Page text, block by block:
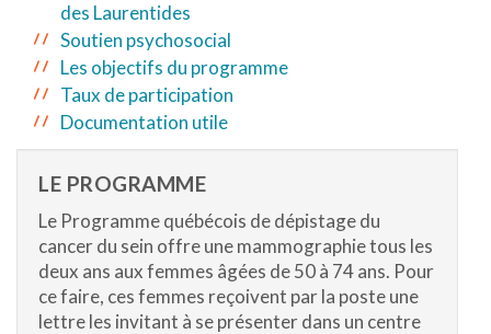
des Laurentides
Soutien psychosocial
Les objectifs du programme
Taux de participation
Documentation utile
LE PROGRAMME
Le Programme québécois de dépistage du
cancer du sein offre une mammographie tous les
deux ans aux femmes âgées de 50 à 74 ans. Pour
ce faire, ces femmes reçoivent par la poste une
lettre les invitant à se présenter dans un centre